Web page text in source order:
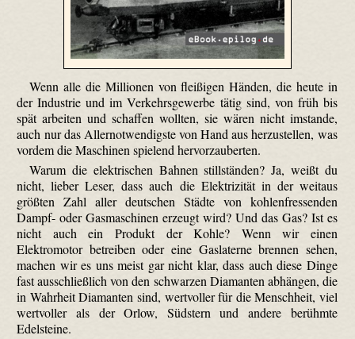
Wenn alle die Millionen von fleißigen Händen, die heute in
der Industrie und im Verkehrsgewerbe tätig sind, von früh bis
spät arbeiten und schaffen wollten, sie wären nicht imstande,
auch nur das Allernotwendigste von Hand aus herzustellen, was
vordem die Maschinen spielend hervorzauberten.
Warum die elektrischen Bahnen stillständen? Ja, weißt du
nicht, lieber Leser, dass auch die Elektrizität in der weitaus
größten Zahl aller deutschen Städte von kohlen­fressenden
Dampf- oder Gasmaschinen erzeugt wird? Und das Gas? Ist es
nicht auch ein Produkt der Kohle? Wenn wir einen
Elektromotor betreiben oder eine Gaslaterne brennen sehen,
machen wir es uns meist gar nicht klar, dass auch diese Dinge
fast ausschließlich von den schwarzen Diamanten abhängen, die
in Wahrheit Diamanten sind, wertvoller für die Menschheit, viel
wertvoller als der Orlow, Südstern und andere berühmte
Edelsteine.